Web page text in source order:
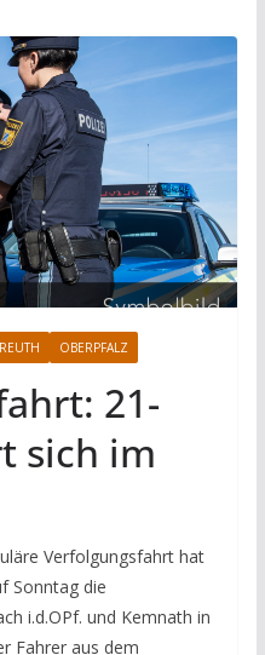
OBERPFALZ
21-
sich im
Verfolgungsfahrt hat
Sonntag die
i.d.OPf. und Kemnath in
Fahrer aus dem